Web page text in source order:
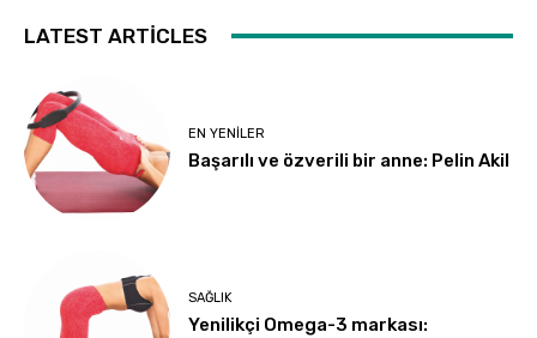
LATEST ARTICLES
EN YENILER
Başarılı ve özverili bir anne: Pelin Akil
SAĞLIK
Yenilikçi Omega-3 markası: